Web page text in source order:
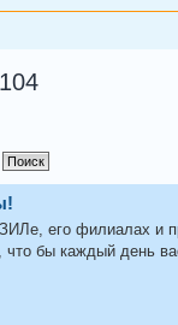
его филиалах и
бы каждый день